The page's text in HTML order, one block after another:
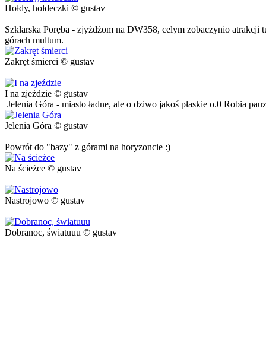
Hołdy, hołdeczki © gustav
Szklarska Poręba - zjyżdżom na DW358, celym zobaczynio
górach multum.
Zakręt śmierci © gustav
I na zjeździe © gustav
Jelenia Góra - miasto ładne, ale o dziwo jakoś płaskie o.0 Robia
Jelenia Góra © gustav
Powrót do "bazy" z górami na horyzoncie :)
Na ścieżce © gustav
Nastrojowo © gustav
Dobranoc, światuuu © gustav